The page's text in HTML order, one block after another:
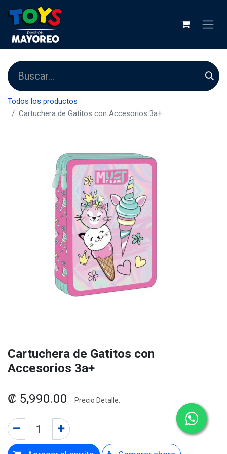
Todos los productos
Cartuchera de Gatitos con Accesorios 3a+
Cartuchera de Gatitos con
Accesorios 3a+
₡ 5,990.00 Precio Detalle.